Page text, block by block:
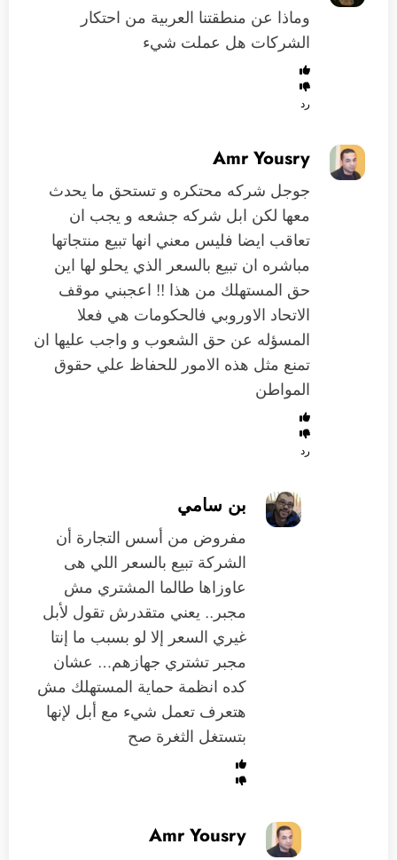
وماذا عن منطقتنا العربية من احتكار
الشركات هل عملت شيء
رد
Amr Yousry
جوجل شركه محتكره و تستحق ما يحدث
معها لكن ابل شركه جشعه و يجب ان
تعاقب ايضا فليس معني انها تبيع منتجاتها
مباشره ان تبيع بالسعر الذي يحلو لها اين
حق المستهلك من هذا !! اعجبني موقف
الاتحاد الاوروبي فالحكومات هي فعلا
المسؤله عن حق الشعوب و واجب عليها ان
تمنع مثل هذه الامور للحفاظ علي حقوق
المواطن
رد
بن سامي
مفروض من أسس التجارة أن
الشركة تبيع بالسعر اللي هى
عاوزاها طالما المشتري مش
مجبر.. يعني متقدرش تقول لأبل
غيري السعر إلا لو بسبب ما إنتا
مجبر تشتري جهازهم… عشان
كده انظمة حماية المستهلك مش
هتعرف تعمل شيء مع أبل لإنها
بتستغل الثغرة صح
Amr Yousry